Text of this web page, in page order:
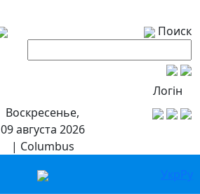
Поиск
Логін
Воскресенье,
09 августа 2026
| Columbus
УкрРу